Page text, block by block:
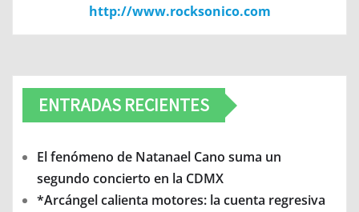
http://www.rocksonico.com
ENTRADAS RECIENTES
El fenómeno de Natanael Cano suma un
segundo concierto en la CDMX
*Arcángel calienta motores: la cuenta regresiva